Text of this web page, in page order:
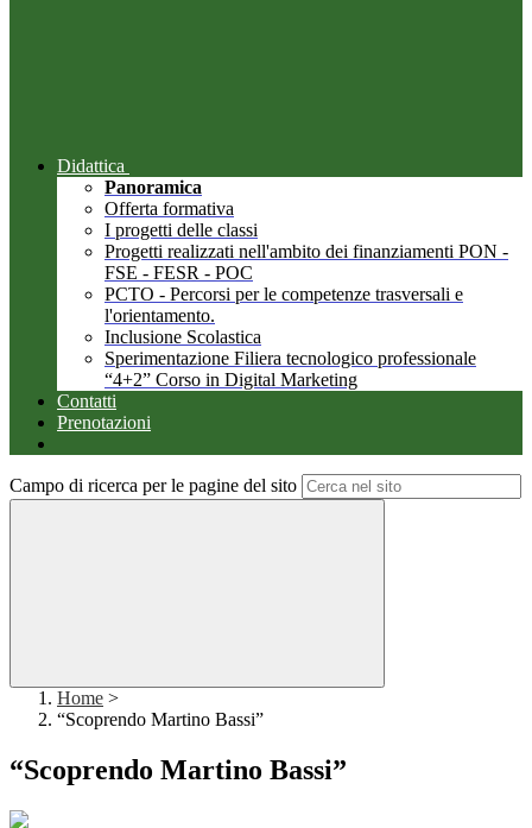
Didattica
Panoramica
Offerta formativa
I progetti delle classi
Progetti realizzati nell'ambito dei finanziamenti PON -
FSE - FESR - POC
PCTO - Percorsi per le competenze trasversali e
l'orientamento.
Inclusione Scolastica
Sperimentazione Filiera tecnologico professionale
“4+2” Corso in Digital Marketing
Contatti
Prenotazioni
Campo di ricerca per le pagine del sito
Home >
“Scoprendo Martino Bassi”
“Scoprendo Martino Bassi”